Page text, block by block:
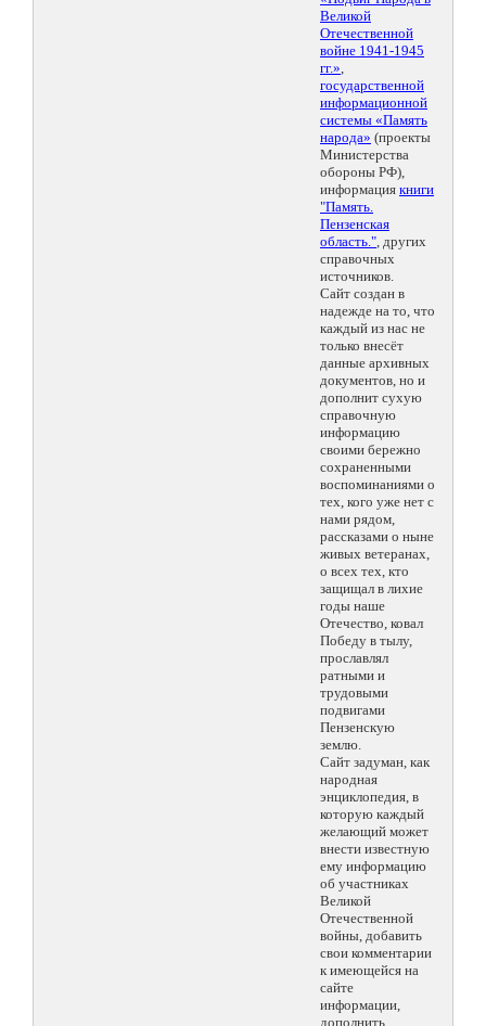
Великой
Отечественной
войне 1941-1945
гг.»,
государственной
информационной
системы «Память
народа» (проекты
Министерства
обороны РФ),
информация книги
"Память.
Пензенская
область.", других
справочных
источников.
Сайт создан в
надежде на то, что
каждый из нас не
только внесёт
данные архивных
документов, но и
дополнит сухую
справочную
информацию
своими бережно
сохраненными
воспоминаниями о
тех, кого уже нет с
нами рядом,
рассказами о ныне
живых ветеранах,
о всех тех, кто
защищал в лихие
годы наше
Отечество, ковал
Победу в тылу,
прославлял
ратными и
трудовыми
подвигами
Пензенскую
землю.
Сайт задуман, как
народная
энциклопедия, в
которую каждый
желающий может
внести известную
ему информацию
об участниках
Великой
Отечественной
войны, добавить
свои комментарии
к имеющейся на
сайте
информации,
дополнить